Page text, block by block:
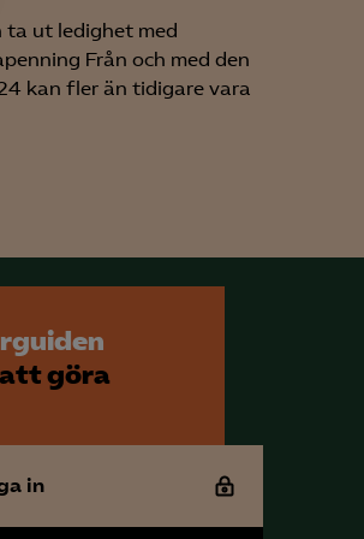
ta ut ledighet med
Från och med den
kan fler än tidigare vara
göra
in